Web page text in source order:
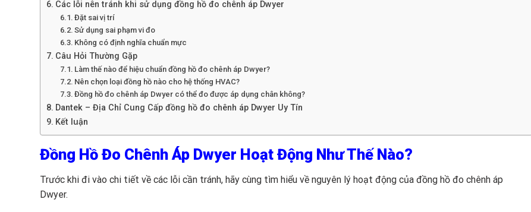
Các lỗi nên tránh khi sử dụng đồng hồ đo chênh áp Dwyer
Đặt sai vị trí
Sử dụng sai phạm vi đo
Không có định nghĩa chuẩn mực
Câu Hỏi Thường Gặp
Làm thế nào để hiệu chuẩn đồng hồ đo chênh áp Dwyer?
Nên chọn loại đồng hồ nào cho hệ thống HVAC?
Đồng hồ đo chênh áp Dwyer có thể đo được áp dụng chân không?
Dantek – Địa Chỉ Cung Cấp đồng hồ đo chênh áp Dwyer Uy Tín
Kết luận
Đồng Hồ Đo Chênh Áp Dwyer Hoạt Động Như Thế Nào?
Trước khi đi vào chi tiết về các lỗi cần tránh, hãy cùng tìm hiểu về nguyên lý hoạt động của đồng hồ đo chênh áp
Dwyer.